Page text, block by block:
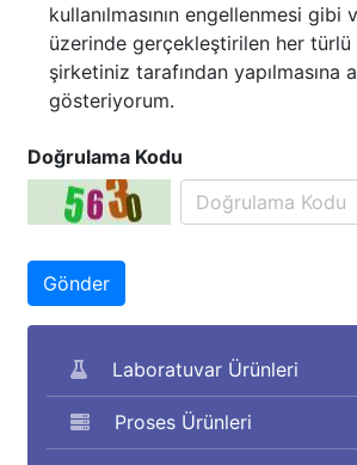
kullanılmasının engellenmesi gibi
üzerinde gerçekleştirilen her türlü
şirketiniz tarafından yapılmasına
gösteriyorum.
Doğrulama Kodu
Laboratuvar Ürünleri
Proses Ürünleri